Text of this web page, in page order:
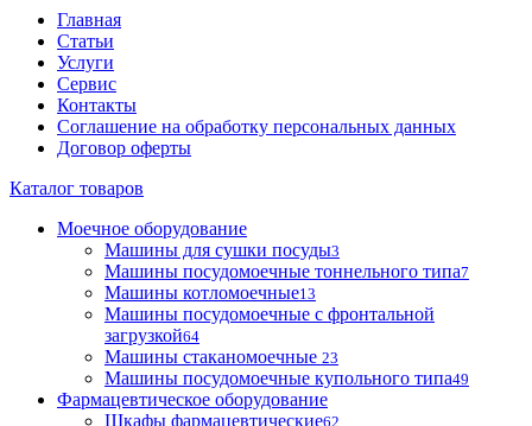
Главная
Статьи
Услуги
Сервис
Контакты
Соглашение на обработку персональных данных
Договор оферты
Каталог товаров
Моечное оборудование
Машины для сушки посуды3
Машины посудомоечные тоннельного типа7
Машины котломоечные13
Машины посудомоечные с фронтальной
загрузкой64
Машины стаканомоечные 23
Машины посудомоечные купольного типа49
Фармацевтическое оборудование
Шкафы фармацевтические62